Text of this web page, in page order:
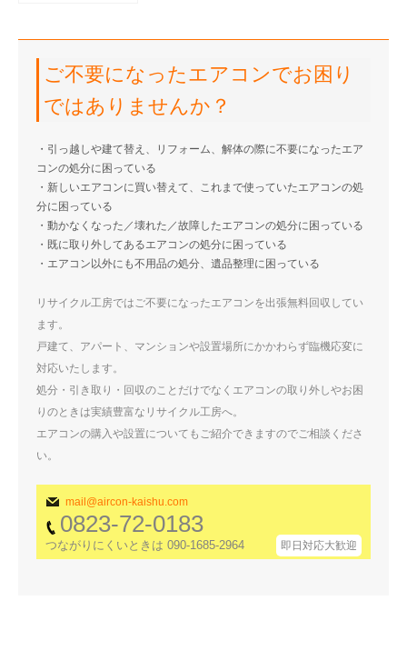
ご不要になったエアコンでお困り
ではありませんか？
・引っ越しや建て替え、リフォーム、解体の際に不要になったエア
コンの処分に困っている
・新しいエアコンに買い替えて、これまで使っていたエアコンの処
分に困っている
・動かなくなった／壊れた／故障したエアコンの処分に困っている
・既に取り外してあるエアコンの処分に困っている
・エアコン以外にも不用品の処分、遺品整理に困っている
リサイクル工房ではご不要になったエアコンを出張無料回収してい
ます。
戸建て、アパート、マンションや設置場所にかかわらず臨機応変に
対応いたします。
処分・引き取り・回収のことだけでなくエアコンの取り外しやお困
りのときは実績豊富なリサイクル工房へ。
エアコンの購入や設置についてもご紹介できますのでご相談くださ
い。
mail@aircon-kaishu.com
0823-72-0183
つながりにくいときは 090-1685-2964 即日対応大歓迎